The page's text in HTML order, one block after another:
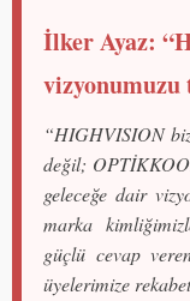
İlker Ayaz:
“HIGHVISION
değil;
geleceğe dair
marka
güçlü cevap
üyelerimize